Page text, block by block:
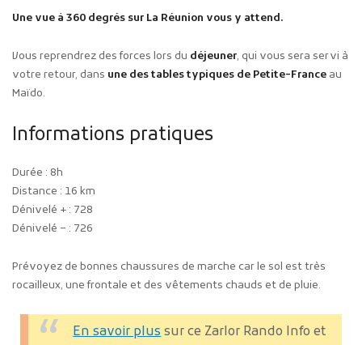
Une vue à 360 degrés sur La Réunion vous y attend.
Vous reprendrez des forces lors du déjeuner, qui vous sera servi à
votre retour, dans une des tables typiques de Petite-France au
Maïdo.
Informations pratiques
Durée : 8h
Distance : 16 km
Dénivelé + : 728
Dénivelé – : 726
Prévoyez de bonnes chaussures de marche car le sol est très
rocailleux, une frontale et des vêtements chauds et de pluie.
En savoir plus sur ce Zarlor Rando Info et